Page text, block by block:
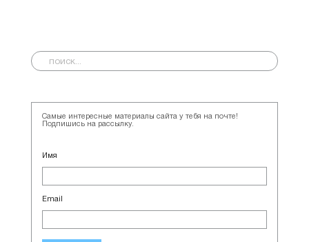
Самые интересные материалы сайта у тебя на почте!
Подпишись на рассылку.
Имя
Email